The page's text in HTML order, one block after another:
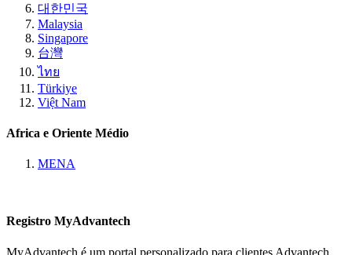
대한민국
Malaysia
Singapore
台灣
ไทย
Türkiye
Việt Nam
Africa e Oriente Médio
MENA
Registro MyAdvantech
MyAdvantech é um portal personalizado para clientes Advantech.